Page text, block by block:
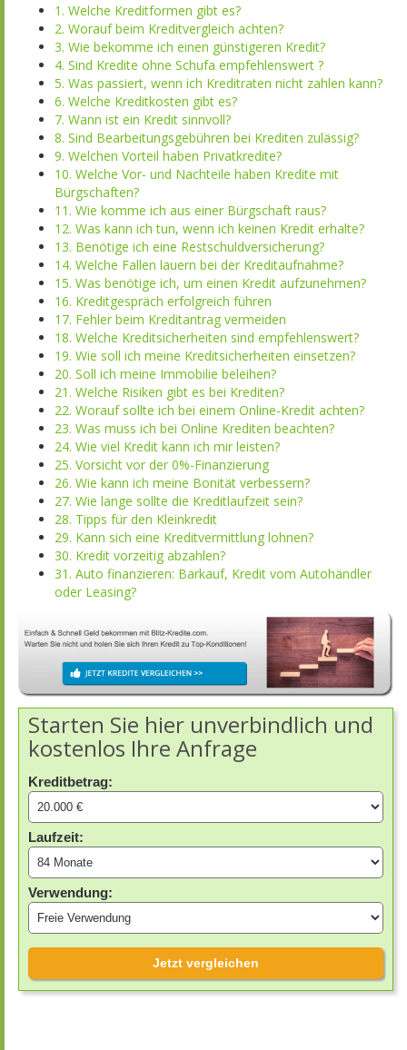
1. Welche Kreditformen gibt es?
2. Worauf beim Kreditvergleich achten?
3. Wie bekomme ich einen günstigeren Kredit?
4. Sind Kredite ohne Schufa empfehlenswert ?
5. Was passiert, wenn ich Kreditraten nicht zahlen kann?
6. Welche Kreditkosten gibt es?
7. Wann ist ein Kredit sinnvoll?
8. Sind Bearbeitungsgebühren bei Krediten zulässig?
9. Welchen Vorteil haben Privatkredite?
10. Welche Vor- und Nachteile haben Kredite mit
Bürgschaften?
11. Wie komme ich aus einer Bürgschaft raus?
12. Was kann ich tun, wenn ich keinen Kredit erhalte?
13. Benötige ich eine Restschuldversicherung?
14. Welche Fallen lauern bei der Kreditaufnahme?
15. Was benötige ich, um einen Kredit aufzunehmen?
16. Kreditgespräch erfolgreich führen
17. Fehler beim Kreditantrag vermeiden
18. Welche Kreditsicherheiten sind empfehlenswert?
19. Wie soll ich meine Kreditsicherheiten einsetzen?
20. Soll ich meine Immobilie beleihen?
21. Welche Risiken gibt es bei Krediten?
22. Worauf sollte ich bei einem Online-Kredit achten?
23. Was muss ich bei Online Krediten beachten?
24. Wie viel Kredit kann ich mir leisten?
25. Vorsicht vor der 0%-Finanzierung
26. Wie kann ich meine Bonität verbessern?
27. Wie lange sollte die Kreditlaufzeit sein?
28. Tipps für den Kleinkredit
29. Kann sich eine Kreditvermittlung lohnen?
30. Kredit vorzeitig abzahlen?
31. Auto finanzieren: Barkauf, Kredit vom Autohändler
oder Leasing?
Starten Sie hier unverbindlich und
kostenlos Ihre Anfrage
Kreditbetrag:
Laufzeit:
Verwendung:
Jetzt vergleichen